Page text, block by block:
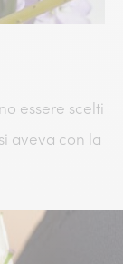
essere scelti
aveva con la